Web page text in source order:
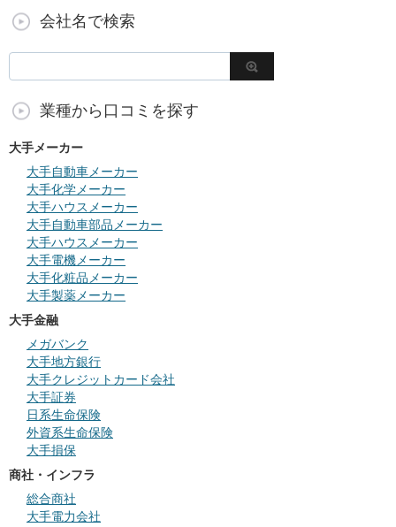
会社名で検索
業種から口コミを探す
大手メーカー
大手自動車メーカー
大手化学メーカー
大手ハウスメーカー
大手自動車部品メーカー
大手ハウスメーカー
大手電機メーカー
大手化粧品メーカー
大手製薬メーカー
大手金融
メガバンク
大手地方銀行
大手クレジットカード会社
大手証券
日系生命保険
外資系生命保険
大手損保
商社・インフラ
総合商社
大手電力会社